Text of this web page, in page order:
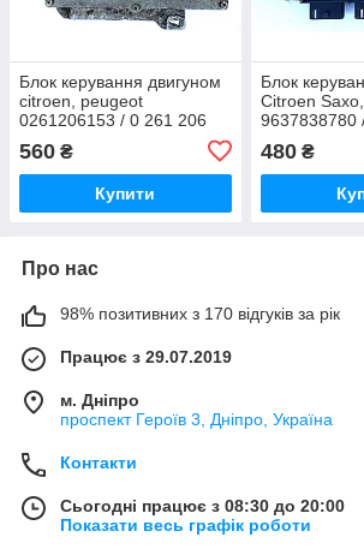
Блок керування двигуном
citroen, peugeot
0261206153 / 0 261 206
560 ₴
Купити
Блок
Citroen
9637838780
480₴
Про нас
98% позитивних з 170 відгуків за рік
Працює з 29.07.2019
м. Дніпро
проспект Героїв 3, Дніпро, Україна
Контакти
Сьогодні працює з 08:30 до 20:00
Показати весь графік роботи